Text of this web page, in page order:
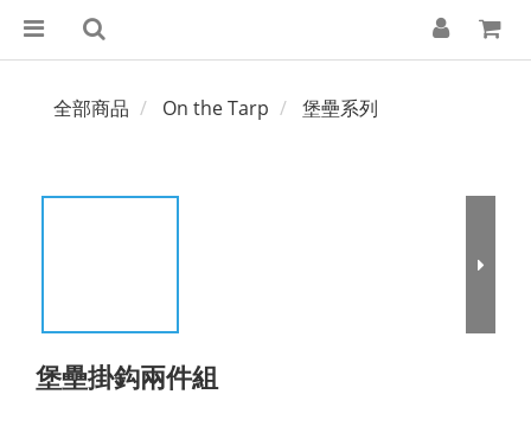
全部商品 On the Tarp 堡壘系列
堡壘掛鈎兩件組